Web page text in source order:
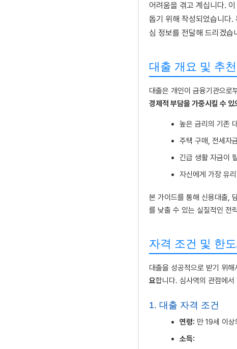
어려움을 겪고 계십니다.
돕기 위해 작성되었습니다.
심 정보를 전달해 드리겠습
대출 개요 및 추
대출은 개인이 금융기관으로
경제적 부담을 가중시킬 수
높은 금리의 기존
주택 구매, 전세자
긴급 생활 자금이
자신에게 가장 유
본 가이드를 통해 신용대출,
를 낮출 수 있는 실질적인 전
자격 조건 및 한
대출을 성공적으로 받기 위
요합니다. 심사역의 관점에
1. 대출 자격 조건
연령: 만 19세 이
소득: